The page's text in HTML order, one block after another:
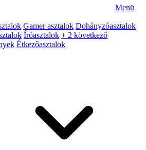
Menü
Gamer asztalok Dohányzóasztalok
Íróasztalok + 2 következő
Étkezőasztalok